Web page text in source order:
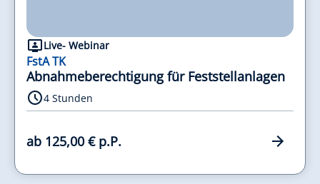
Live- Webinar
FstA TK
Abnahmeberechtigung für Feststellanlagen
4 Stunden
ab 125,00 € p.P.